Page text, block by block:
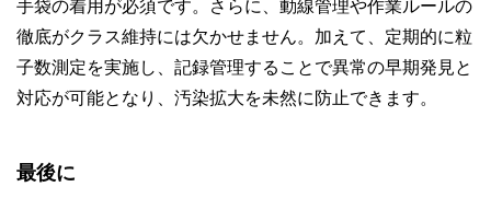
手袋の着用が必須です。さらに、動線管理や作業ルールの
徹底がクラス維持には欠かせません。加えて、定期的に粒
子数測定を実施し、記録管理することで異常の早期発見と
対応が可能となり、汚染拡大を未然に防止できます。
最後に